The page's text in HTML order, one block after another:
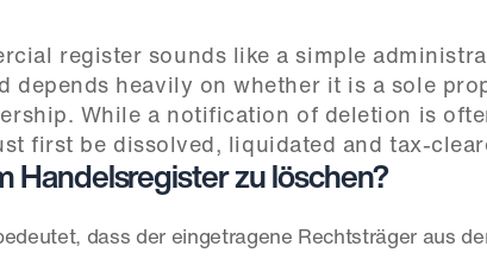
register sounds like a simple
depends heavily on whether it is a sole
While a notification of deletion is
first be dissolved, liquidated and tax-
Handelsregister zu löschen?
dass der eingetragene Rechtsträger aus